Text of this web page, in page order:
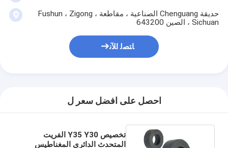
حديقة Chenguang الصناعية ، مقاطعة Fushun ، Zigong ،
Sichuan ، الصين 643200
ﺎﺘﺼﻟ ﺍﻶﻧ
احصل على افضل سعر ل
تخصيص Y35 Y30 الفريت
المتحدث الدائري المغناطيس